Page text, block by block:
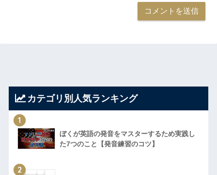
カテゴリ別人気ランキング
1
ぼくが英語の発音をマスターするため実践し
た7つのこと【発音練習のコツ】
2